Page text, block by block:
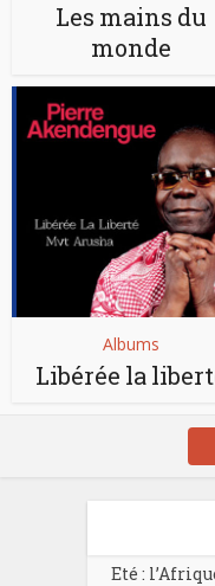
Les mains du
monde
Albums
Libérée la
Eté :